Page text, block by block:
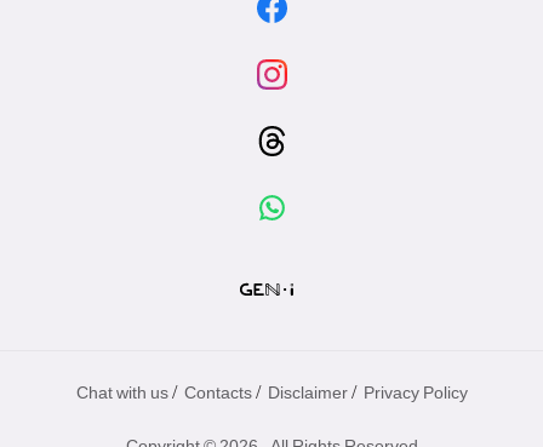
Chat with us / Contacts / Disclaimer / Privacy Policy